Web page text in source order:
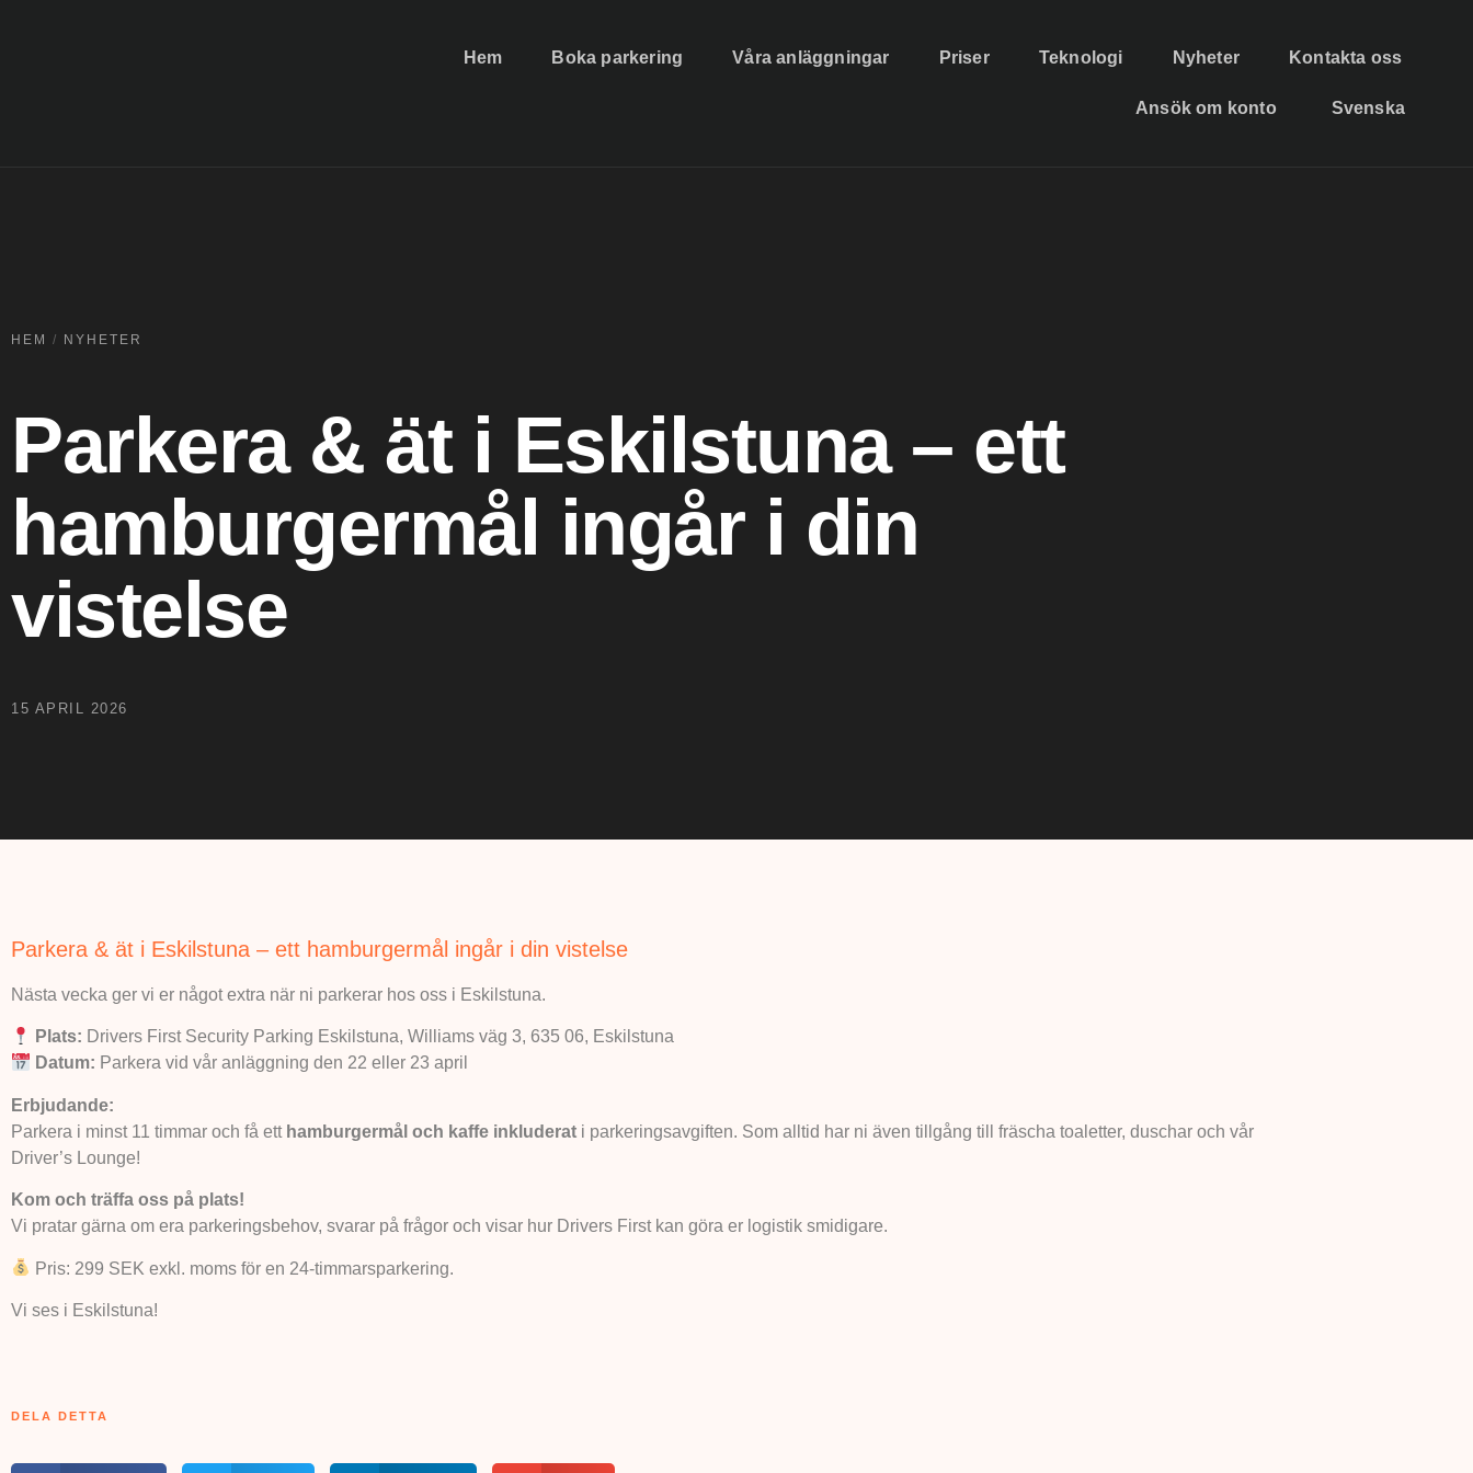
Hem Boka parkering Våra anläggningar Priser Teknologi Nyheter Kontakta oss
Ansök om konto Svenska
HEM / NYHETER
Parkera & ät i Eskilstuna – ett
hamburgermål ingår i din
vistelse
15 APRIL 2026
Parkera & ät i Eskilstuna – ett hamburgermål ingår i din vistelse
Nästa vecka ger vi er något extra när ni parkerar hos oss i Eskilstuna.
Plats: Drivers First Security Parking Eskilstuna, Williams väg 3, 635 06, Eskilstuna
Datum: Parkera vid vår anläggning den 22 eller 23 april
Erbjudande:
Parkera i minst 11 timmar och få ett hamburgermål och kaffe inkluderat i parkeringsavgiften. Som alltid har ni även tillgång till fräscha toaletter, duschar och vår
Driver’s Lounge!
Kom och träffa oss på plats!
Vi pratar gärna om era parkeringsbehov, svarar på frågor och visar hur Drivers First kan göra er logistik smidigare.
Pris: 299 SEK exkl. moms för en 24-timmarsparkering.
Vi ses i Eskilstuna!
DELA DETTA